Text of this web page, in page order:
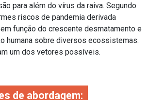
para além do vírus da raiva. Segundo
riscos de pandemia derivada
função do crescente desmatamento e
humana sobre diversos ecossistemas.
um dos vetores possíveis.
de abordagem: